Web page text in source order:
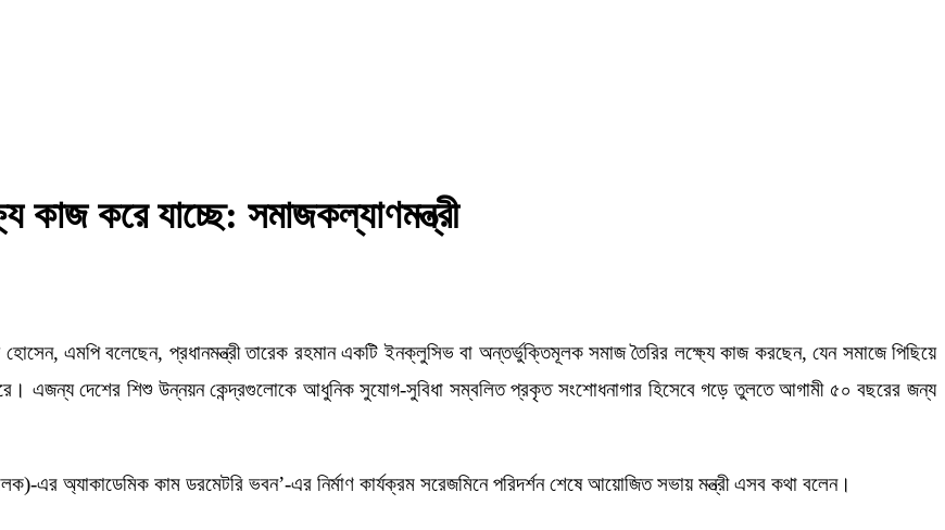
কাজ করে যাচ্ছে: সমাজকল্যাণমন্ত্রী
এমপি বলেছেন, প্রধানমন্ত্রী তারেক রহমান একটি ইনক্লুসিভ বা অন্তর্ভুক্তিমূলক সমাজ তৈরির লক্ষ্যে কাজ করছেন, যেন সমাজে পিছিয়ে
এজন্য দেশের শিশু উন্নয়ন কেন্দ্রগুলোকে আধুনিক সুযোগ-সুবিধা সম্বলিত প্রকৃত সংশোধনাগার হিসেবে গড়ে তুলতে আগামী ৫০ বছরের জন্য
এর অ্যাকাডেমিক কাম ডরমেটরি ভবন’-এর নির্মাণ কার্যক্রম সরেজমিনে পরিদর্শন শেষে আয়োজিত সভায় মন্ত্রী এসব কথা বলেন।